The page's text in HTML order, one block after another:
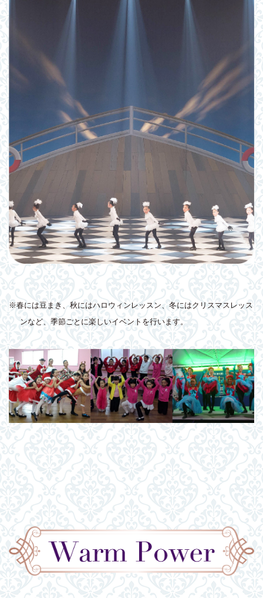
※春には豆まき、秋にはハロウィンレッスン、冬にはクリスマスレッス
ンなど、季節ごとに楽しいイベントを行います。